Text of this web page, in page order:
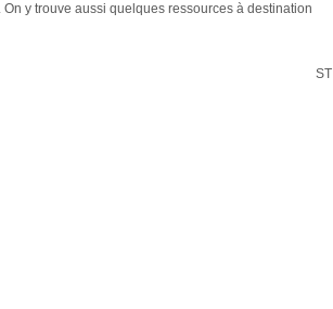
y trouve aussi quelques ressources à destination
ST